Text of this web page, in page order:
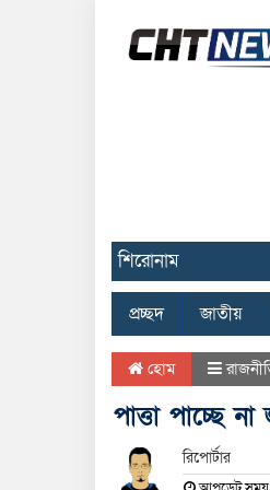
শিরোনাম
প্রচ্ছদ জাতীয়
হোম
পাত্তা পাচ্ছে না
রিপোর্টার